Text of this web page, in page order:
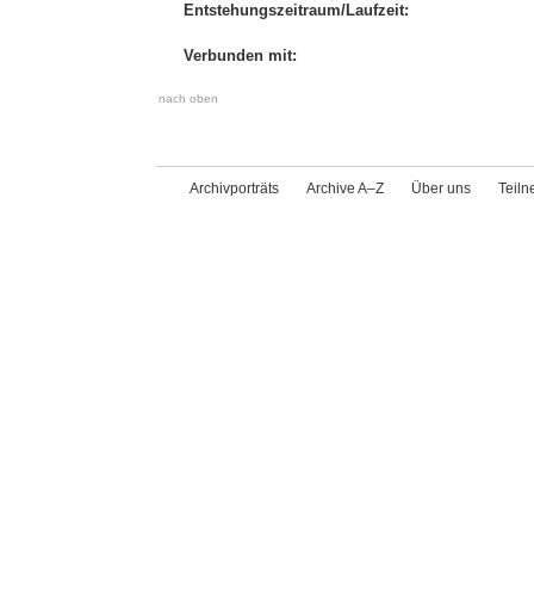
Entstehungszeitraum/Laufzeit:
Verbunden mit:
nach oben
Archivporträts Archive A–Z Über uns